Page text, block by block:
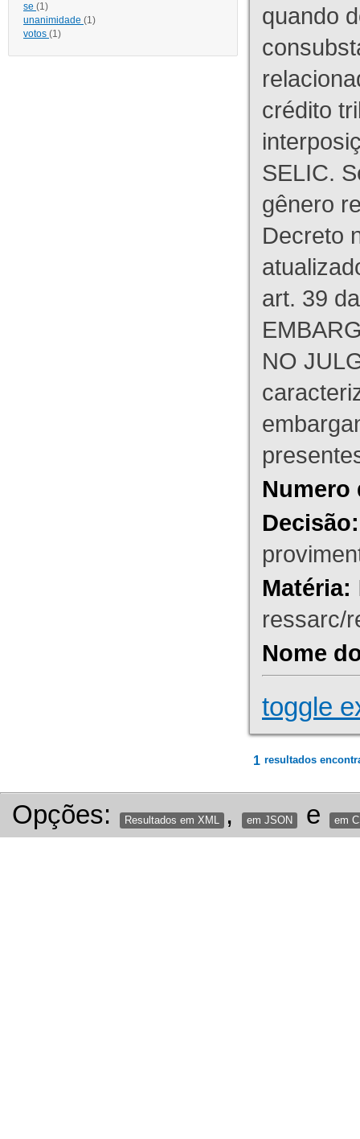
se (1)
unanimidade (1)
votos (1)
quando
crédito
SELIC.
gênero
Decreto
art. 39
NO
Numero
Decisão:
Matéria:
ressarc/
Nome
toggle
1 resultados
Opções: Resultados em XML , em JSON e em